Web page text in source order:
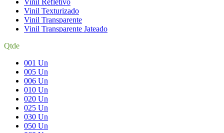
Vinil Refletivo
Vinil Texturizado
Vinil Transparente
Vinil Transparente Jateado
Qtde
001 Un
005 Un
006 Un
010 Un
020 Un
025 Un
030 Un
050 Un